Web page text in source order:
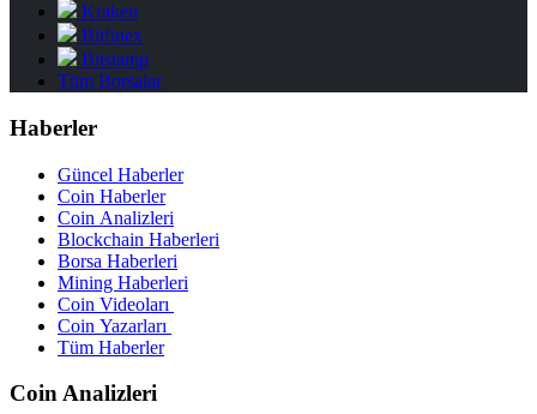
Kraken
Bitfinex
Bitstamp
Tüm Borsalar
Haberler
Güncel Haberler
Coin Haberler
Coin Analizleri
Blockchain Haberleri
Borsa Haberleri
Mining Haberleri
Coin Videoları
Coin Yazarları
Tüm Haberler
Coin Analizleri